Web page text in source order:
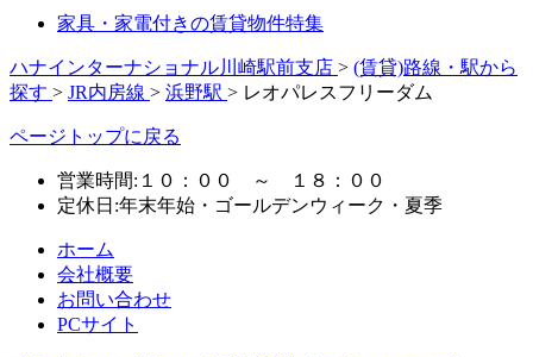
家具・家電付きの賃貸物件特集
ハナインターナショナル川崎駅前支店 > (賃貸)路線・駅から
探す > JR内房線 > 浜野駅 > レオパレスフリーダム
ページトップに戻る
営業時間:１０：００ ～ １８：００
定休日:年末年始・ゴールデンウィーク・夏季
ホーム
会社概要
お問い合わせ
PCサイト